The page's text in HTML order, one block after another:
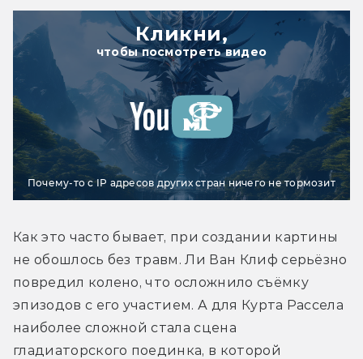
Кликни,
чтобы посмотреть видео
Почему-то с IP адресов других стран ничего не тормозит
Как это часто бывает, при создании картины
не обошлось без травм. Ли Ван Клиф серьёзно
повредил колено, что осложнило съёмку
эпизодов с его участием. А для Курта Рассела
наиболее сложной стала сцена
гладиаторского поединка, в которой